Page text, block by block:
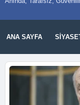
ANA SAYFA